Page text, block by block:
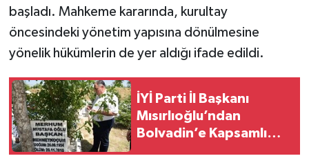
başladı. Mahkeme kararında, kurultay
öncesindeki yönetim yapısına dönülmesine
yönelik hükümlerin de yer aldığı ifade edildi.
İYİ Parti İl Başkanı
Mısırlıoğlu’ndan
Bolvadin’e Kapsamlı